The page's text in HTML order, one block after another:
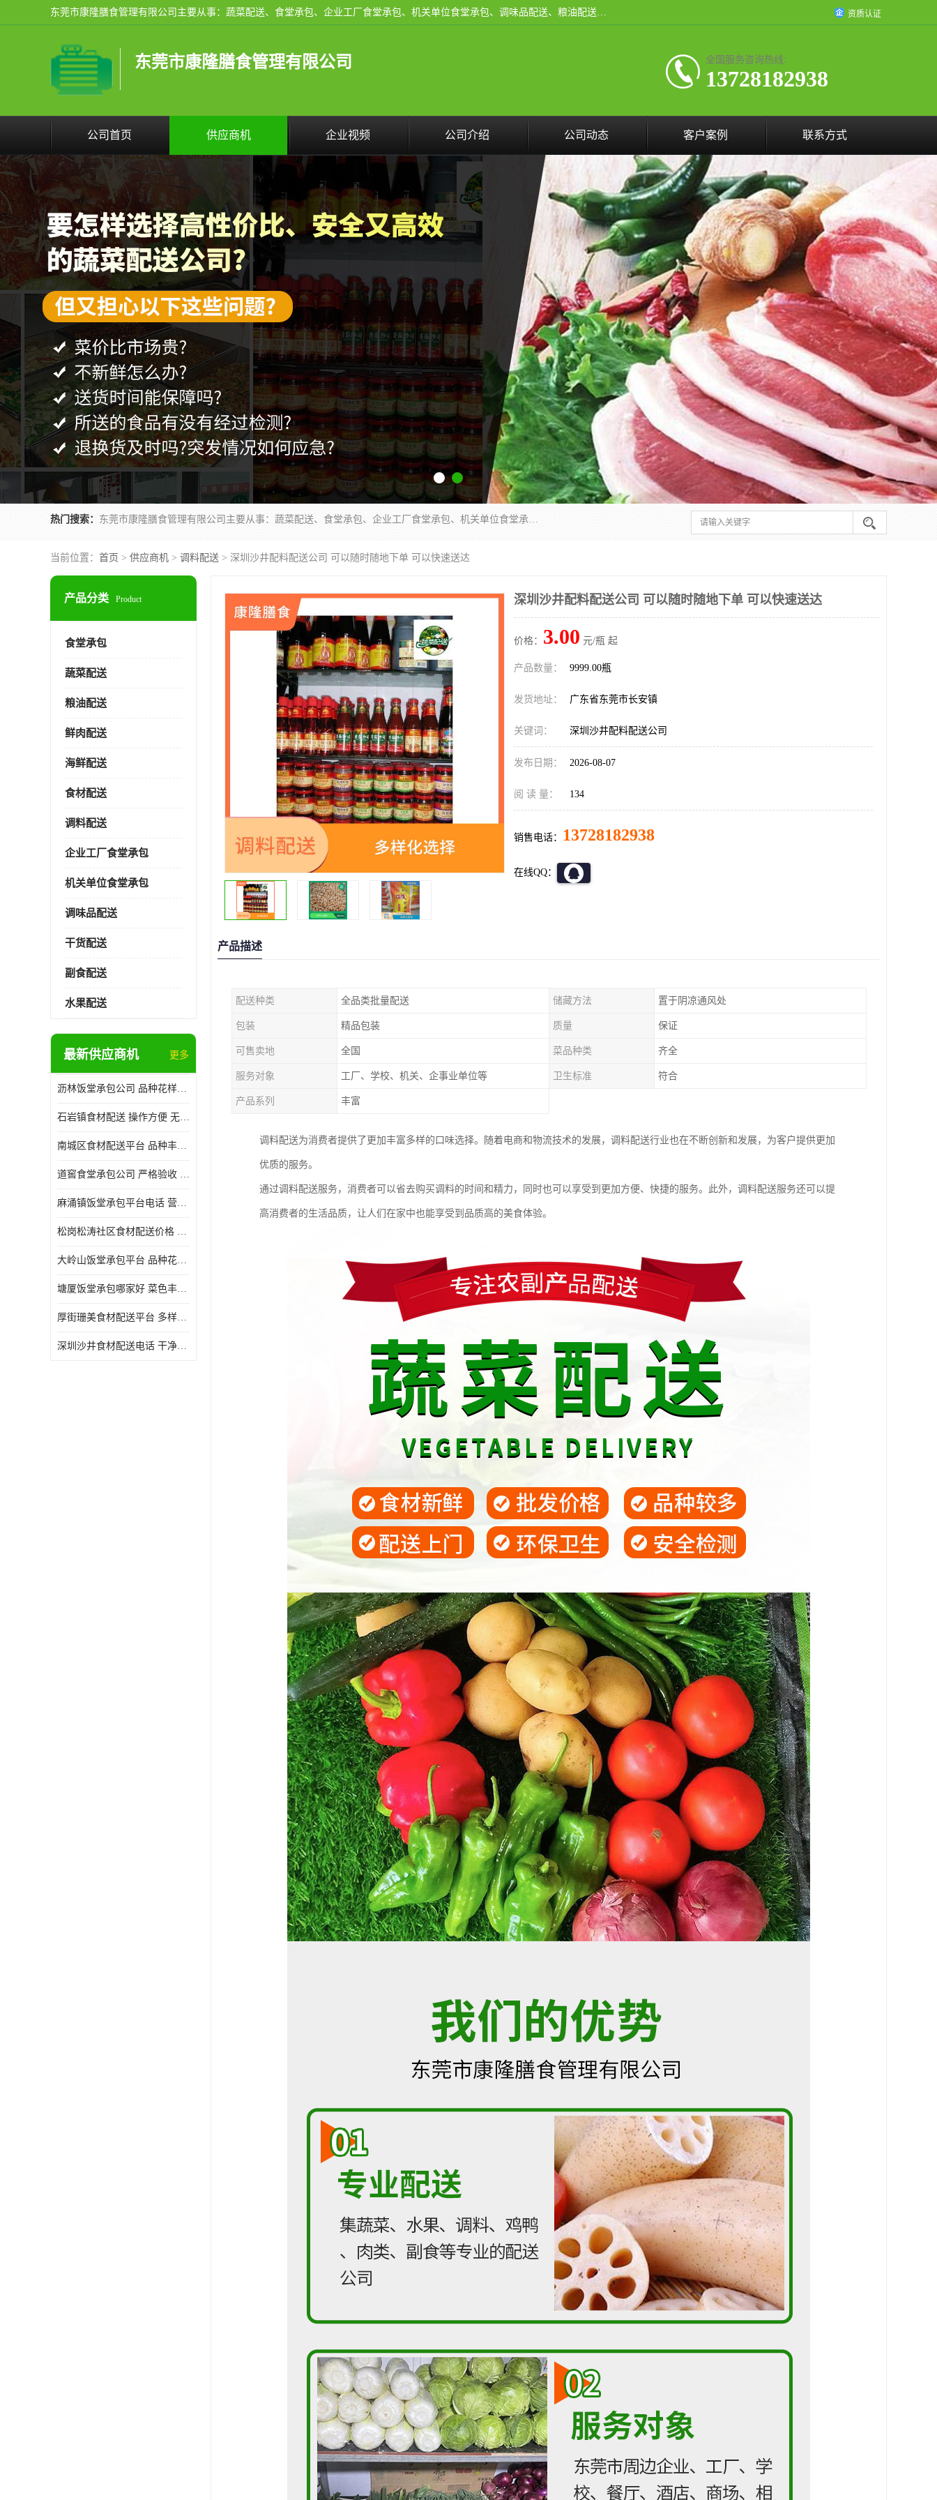
东莞市康隆膳食管理有限公司主要从事：蔬菜配送、食堂承包、企业工厂食堂承包、机关单位食堂承包、调味品配送、粮油配送、干货配送、副食配送、水果配送、海鲜配送等业务，东莞蔬菜配送电话，咨询在线客服。 资质认证
东莞市康隆膳食管理有限公司 全国服务咨询热线:
13728182938
公司首页 供应商机 企业视频 公司介绍 公司动态 客户案例 联系方式
热门搜索： 东莞市康隆膳食管理有限公司主要从事：蔬菜配送、食堂承包、企业工厂食堂承包、机关单位食堂承包、调味品配送、粮油配送、干货配送、副食配送、水果配送、海鲜配送等业务，东莞蔬菜配送电话，咨询在线客服。
当前位置： 首页 > 供应商机 > 调料配送 > 深圳沙井配料配送公司 可以随时随地下单 可以快速送达
产品分类 Product
食堂承包
蔬菜配送
粮油配送
鲜肉配送
海鲜配送
食材配送
调料配送
企业工厂食堂承包
机关单位食堂承包
调味品配送
干货配送
副食配送
水果配送
最新供应商机 更多
沥林饭堂承包公司 品种花样丰富 提高员工饮食质量
石岩镇食材配送 操作方便 无需亲自管理
南城区食材配送平台 品种丰富 配送时间较短
道窖食堂承包公司 严格验收 维持供膳品质稳定
麻涌镇饭堂承包平台电话 营养均衡 定期推出新菜式
松岗松涛社区食材配送价格 搭配均匀 菜式品种类别多
大岭山饭堂承包平台 品种花样丰富 定期推出新菜式
塘厦饭堂承包哪家好 菜色丰富 大幅度降低食材成本
厚街珊美食材配送平台 多样化选择 提高膳食质量
深圳沙井食材配送电话 干净卫生 无需亲自管理
深圳沙井配料配送公司 可以随时随地下单 可以快速送达
价格： 3.00 元/瓶 起
产品数量： 9999.00瓶
发货地址： 广东省东莞市长安镇
关键词： 深圳沙井配料配送公司
发布日期： 2026-08-07
阅 读 量： 134
销售电话： 13728182938
在线QQ：
产品描述
配送种类 全品类批量配送 储藏方法 置于阴凉通风处
包装 精品包装 质量 保证
可售卖地 全国 菜品种类 齐全
服务对象 工厂、学校、机关、企事业单位等 卫生标准 符合
产品系列 丰富
调料配送为消费者提供了更加丰富多样的口味选择。随着电商和物流技术的发展，调料配送行业也在不断创新和发展，为客户提供更加
优质的服务。
通过调料配送服务，消费者可以省去购买调料的时间和精力，同时也可以享受到更加方便、快捷的服务。此外，调料配送服务还可以提
高消费者的生活品质，让人们在家中也能享受到品质高的美食体验。